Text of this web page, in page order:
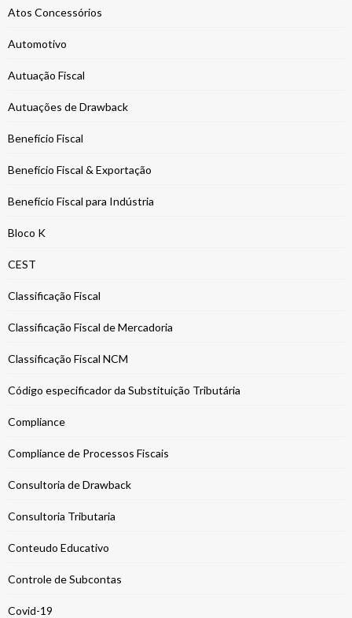
Atos Concessórios
Automotivo
Autuação Fiscal
Autuações de Drawback
Benefício Fiscal
Benefício Fiscal & Exportação
Benefício Fiscal para Indústria
Bloco K
CEST
Classificação Fiscal
Classificação Fiscal de Mercadoria
Classificação Fiscal NCM
Código especificador da Substituição Tributária
Compliance
Compliance de Processos Fiscais
Consultoria de Drawback
Consultoria Tributaria
Conteudo Educativo
Controle de Subcontas
Covid-19